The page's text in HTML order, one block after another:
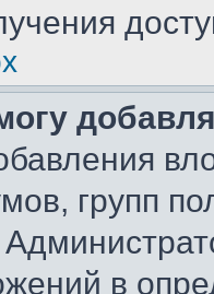
групп
в